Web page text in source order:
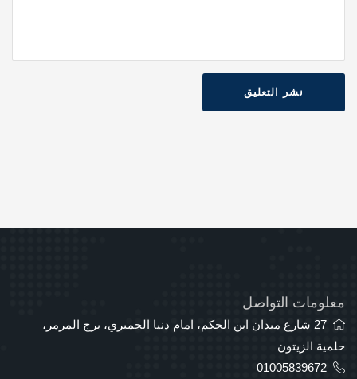
نشر التعليق
معلومات التواصل
27 شارع ميدان ابن الحكم، امام دنيا الجمبري، برج المرمر،
حلمية الزيتون
01005839672